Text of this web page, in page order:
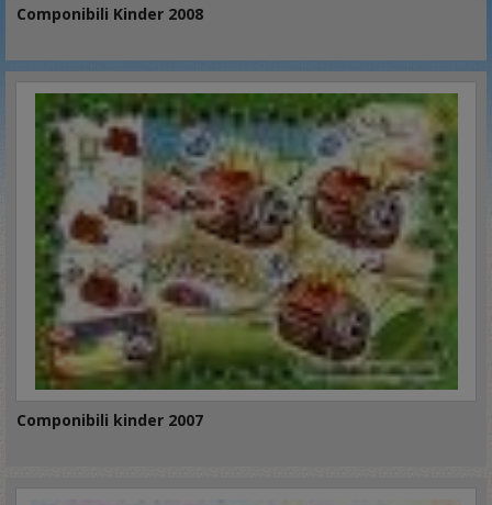
Componibili Kinder 2008
Componibili kinder 2007